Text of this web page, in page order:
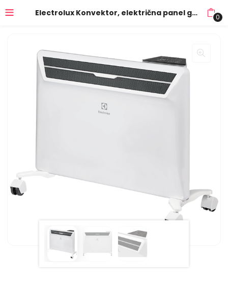
Electrolux Konvektor, električna panel grijalica, 1000W, WiFi – ECH/AG2-1000 3BE EEC 0